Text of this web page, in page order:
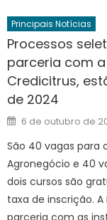
Principais Notícias
Processos
parceria com
Credicitrus,
de 2024
Posted
on
6 de outubro de
São 40 vagas para
Agronegócio e 40
dois cursos são
taxa de inscrição.
parceria com as